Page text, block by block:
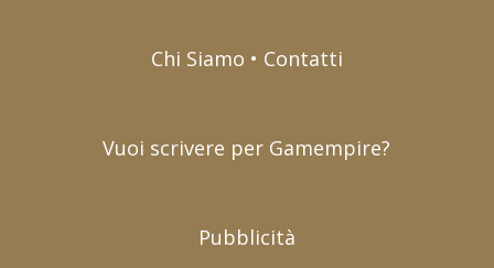
Chi Siamo • Contatti
Vuoi scrivere per Gamempire?
Pubblicità